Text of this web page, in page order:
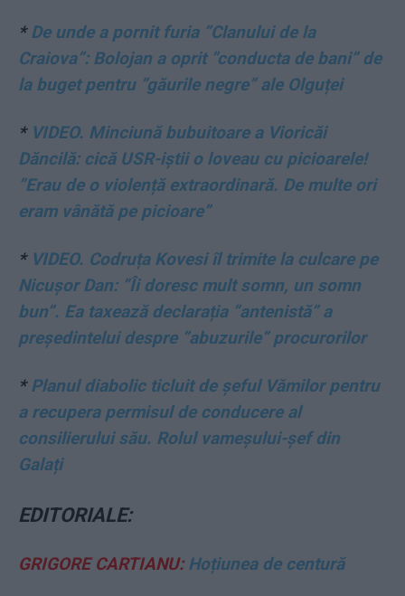
*De unde a pornit furia ”Clanului de la
Craiova”: Bolojan a oprit ”conducta de bani” de
la buget pentru ”găurile negre” ale Olguței
* VIDEO. Minciună bubuitoare a Vioricăi
Dăncilă: cică USR-iștii o loveau cu picioarele!
”Erau de o violență extraordinară. De multe ori
eram vânătă pe picioare”
* VIDEO. Codruța Kovesi îl trimite la culcare pe
Nicușor Dan: ”Îi doresc mult somn, un somn
bun”. Ea taxează declarația ”antenistă” a
președintelui despre ”abuzurile” procurorilor
*Planul diabolic ticluit de șeful Vămilor pentru
a recupera permisul de conducere al
consilierului său. Rolul vameșului-șef din
Galați
EDITORIALE:
GRIGORE CARTIANU:Hoțiunea de centură